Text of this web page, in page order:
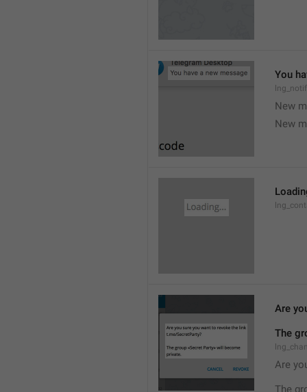
You
New
New
Are
The
Are
The